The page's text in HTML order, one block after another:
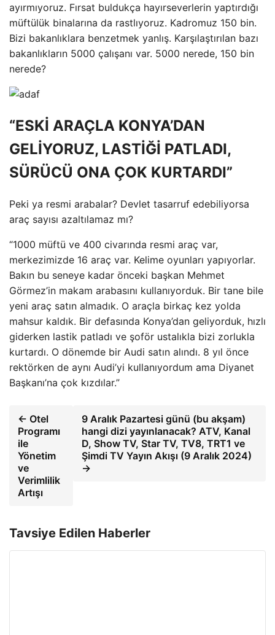
ayırmıyoruz. Fırsat buldukça hayırseverlerin yaptırdığı
müftülük binalarına da rastlıyoruz. Kadromuz 150 bin.
Bizi bakanlıklara benzetmek yanlış. Karşılaştırılan bazı
bakanlıkların 5000 çalışanı var. 5000 nerede, 150 bin
nerede?
“ESKİ ARAÇLA KONYA’DAN
GELİYORUZ, LASTİĞİ PATLADI,
SÜRÜCÜ ONA ÇOK KURTARDI”
Peki ya resmi arabalar? Devlet tasarruf edebiliyorsa
araç sayısı azaltılamaz mı?
“1000 müftü ve 400 civarında resmi araç var,
merkezimizde 16 araç var. Kelime oyunları yapıyorlar.
Bakın bu seneye kadar önceki başkan Mehmet
Görmez’in makam arabasını kullanıyorduk. Bir tane bile
yeni araç satın almadık. O araçla birkaç kez yolda
mahsur kaldık. Bir defasında Konya’dan geliyorduk, hızlı
giderken lastik patladı ve şoför ustalıkla bizi zorlukla
kurtardı. O dönemde bir Audi satın alındı. 8 yıl önce
rektörken de aynı Audi’yi kullanıyordum ama Diyanet
Başkanı’na çok kızdılar.”
← Otel
Programı
ile
Yönetim
ve
Verimlilik
Artışı
9 Aralık Pazartesi günü (bu akşam)
hangi dizi yayınlanacak? ATV, Kanal
D, Show TV, Star TV, TV8, TRT1 ve
Şimdi TV Yayın Akışı (9 Aralık 2024)
→
Tavsiye Edilen Haberler